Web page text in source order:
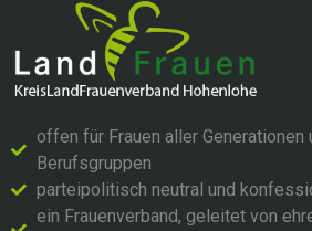
offen für Frauen aller Generationen
Berufsgruppen
parteipolitisch neutral und
ein Frauenverband, geleitet von